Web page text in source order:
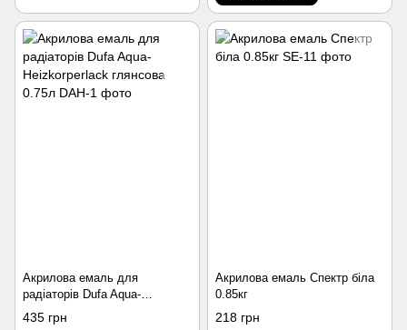
Акрилова емаль для
радіаторів Dufa Aqua-
Heizkorperlack глянсова 0.75л
435 грн
Акрилова емаль Спектр біла
0.85кг
218 грн